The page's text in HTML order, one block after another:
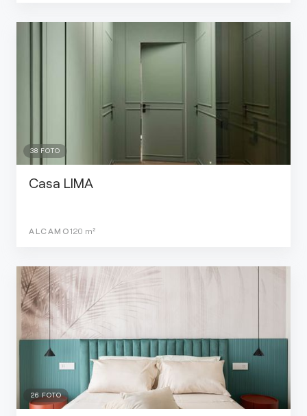
38 FOTO
Casa LIMA
ALCAMO120 m²
26 FOTO